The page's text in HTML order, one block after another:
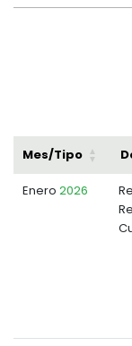
Mes/Tipo
Enero 2026